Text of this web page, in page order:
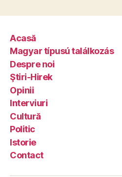
Acasă
Magyar típusú találkozás
Despre noi
Ştiri-Hirek
Opinii
Interviuri
Cultură
Politic
Istorie
Contact